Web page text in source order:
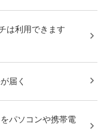
は利用できます
届く
パソコンや携帯電